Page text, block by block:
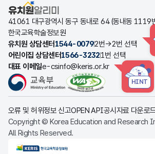
유치원알리미
41061 대구광역시 동구 동내로 64 (동내동 1119
한국교육학술정보원
유치원 상담센터 1544-00792번→2번 선택
어린이집 상담센터1566-32321번 선택
대표 이메일e-csinfo@keris.or.kr
HINT
오류 및 허위정보 신고OPEN API공시자료 다운로
Copyright © Korea Education and Research
All Rights Reserved.
KERIS한국교육학술정보원